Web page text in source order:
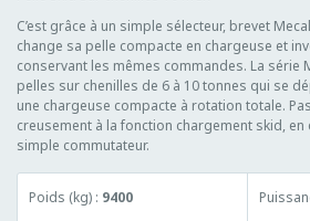
C’est grâce à un simple sélecteur, brevet
change sa pelle compacte en chargeuse et
conservant les mêmes commandes. La série
pelles sur chenilles de 6 à 10 tonnes qui se
une chargeuse compacte à rotation totale.
creusement à la fonction chargement skid,
simple commutateur.
Poids (kg) : 9400